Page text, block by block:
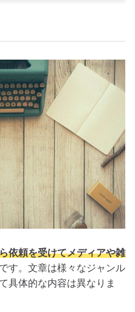
依頼を受けてメディアや雑
です。文章は様々なジャンル
具体的な内容は異なりま